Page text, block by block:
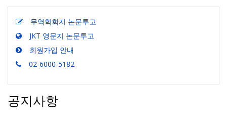
무역학회지 논문투고
JKT 영문지 논문투고
회원가입 안내
02-6000-5182
공지사항